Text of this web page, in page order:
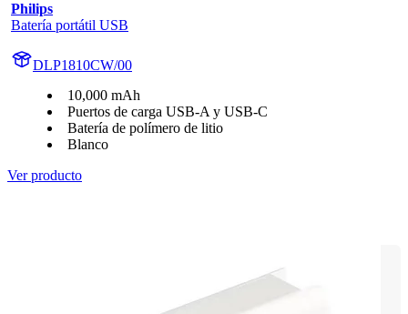
Philips
Batería portátil USB
DLP1810CW/00
10,000 mAh
Puertos de carga USB-A y USB-C
Batería de polímero de litio
Blanco
Ver producto